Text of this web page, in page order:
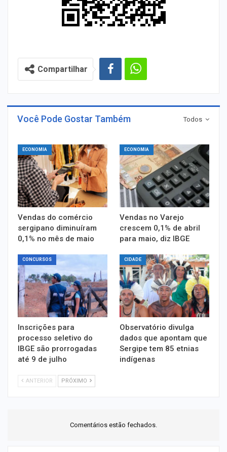
Compartilhar
Todos
Você Pode Gostar Também
ECONOMIA
Vendas do comércio
sergipano diminuíram
0,1% no mês de maio
ECONOMIA
Vendas no Varejo
crescem 0,1% de abril
para maio, diz IBGE
CONCURSOS
Inscrições para
processo seletivo do
IBGE são prorrogadas
até 9 de julho
CIDADE
Observatório divulga
dados que apontam que
Sergipe tem 85 etnias
indígenas
ANTERIOR PRÓXIMO
Comentários estão fechados.